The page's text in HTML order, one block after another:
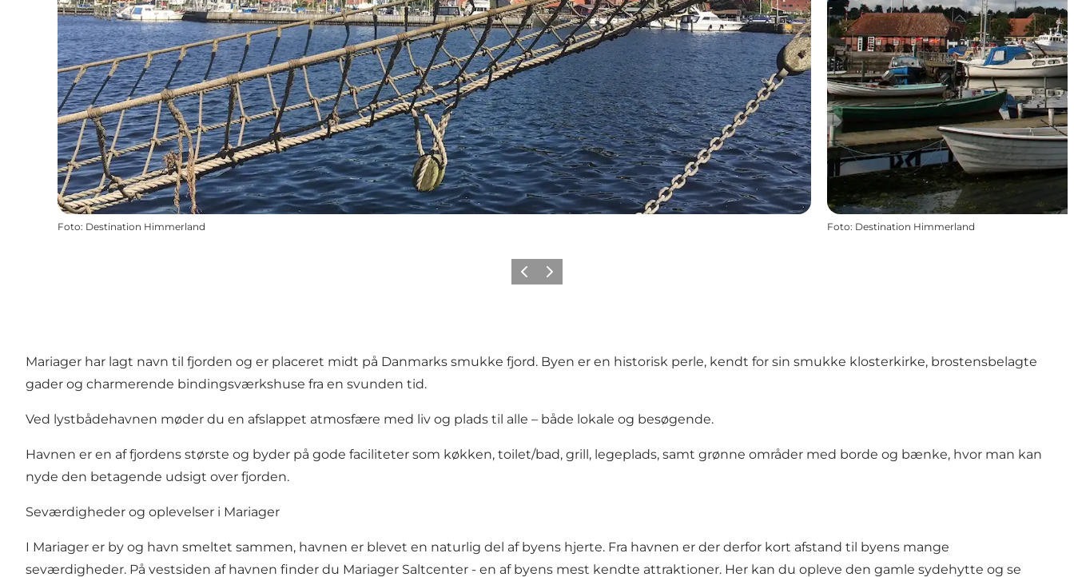
Foto: Destination Himmerland Foto: Destination Himmerland
Forrige billede
Næste billede
Mariager har lagt navn til fjorden og er placeret midt på Danmarks smukke fjord. Byen er en historisk perle, kendt for sin smukke klosterkirke, brostensbelagte
gader og charmerende bindingsværkshuse fra en svunden tid.
Ved lystbådehavnen møder du en afslappet atmosfære med liv og plads til alle – både lokale og besøgende.
Havnen er en af fjordens største og byder på gode faciliteter som køkken, toilet/bad, grill, legeplads, samt grønne områder med borde og bænke, hvor man kan
nyde den betagende udsigt over fjorden.
Seværdigheder og oplevelser i Mariager
I Mariager er by og havn smeltet sammen, havnen er blevet en naturlig del af byens hjerte. Fra havnen er der derfor kort afstand til byens mange
seværdigheder. På vestsiden af havnen finder du Mariager Saltcenter - en af byens mest kendte attraktioner. Her kan du opleve den gamle sydehytte og se